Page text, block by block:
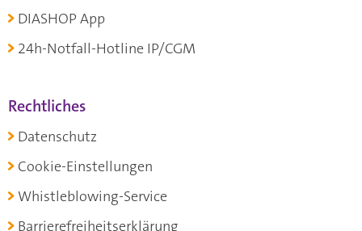
DIASHOP App
24h-Notfall-Hotline IP/CGM
Rechtliches
Datenschutz
Cookie-Einstellungen
Whistleblowing-Service
Barrierefreiheitserklärung